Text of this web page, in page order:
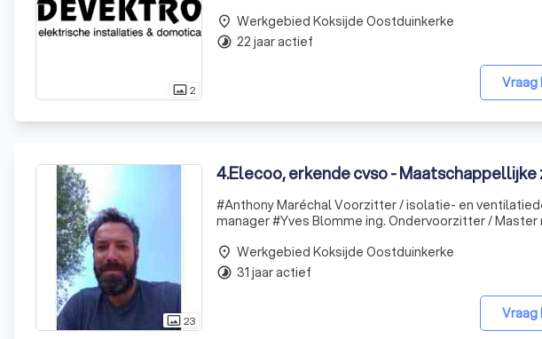
photo_size_select_actual2 Vraag
place Werkgebied Koksijde Oostduinkerke
timelapse 22 jaar actief
photo_size_select_actual23
4.Elecoo, erkende cvso -
#Anthony Maréchal Voorzitter / isolatie- en
manager #Yves Blomme ing. Ondervoorzitter / Master micro Electronical engineer / Solar Project
Vraag
place Werkgebied Koksijde Oostduinkerke
timelapse 31 jaar actief